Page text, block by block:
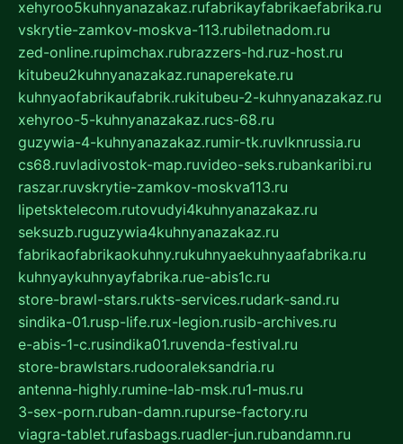
xehyroo5kuhnyanazakaz.rufabrikayfabrikaefabrika.ru
vskrytie-zamkov-moskva-113.rubiletnadom.ru
zed-online.rupimchax.rubrazzers-hd.ruz-host.ru
kitubeu2kuhnyanazakaz.runaperekate.ru
kuhnyaofabrikaufabrik.rukitubeu-2-kuhnyanazakaz.ru
xehyroo-5-kuhnyanazakaz.rucs-68.ru
guzywia-4-kuhnyanazakaz.rumir-tk.ruvlknrussia.ru
cs68.ruvladivostok-map.ruvideo-seks.rubankaribi.ru
raszar.ruvskrytie-zamkov-moskva113.ru
lipetsktelecom.rutovudyi4kuhnyanazakaz.ru
seksuzb.ruguzywia4kuhnyanazakaz.ru
fabrikaofabrikaokuhny.rukuhnyaekuhnyaafabrika.ru
kuhnyaykuhnyayfabrika.rue-abis1c.ru
store-brawl-stars.rukts-services.rudark-sand.ru
sindika-01.rusp-life.rux-legion.rusib-archives.ru
e-abis-1-c.rusindika01.ruvenda-festival.ru
store-brawlstars.rudooraleksandria.ru
antenna-highly.rumine-lab-msk.ru1-mus.ru
3-sex-porn.ruban-damn.rupurse-factory.ru
viagra-tablet.rufasbags.ruadler-jun.rubandamn.ru